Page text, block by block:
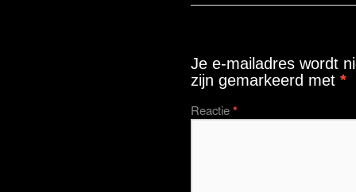
Je e-mailadres wordt
zijn gemarkeerd met *
Reactie*